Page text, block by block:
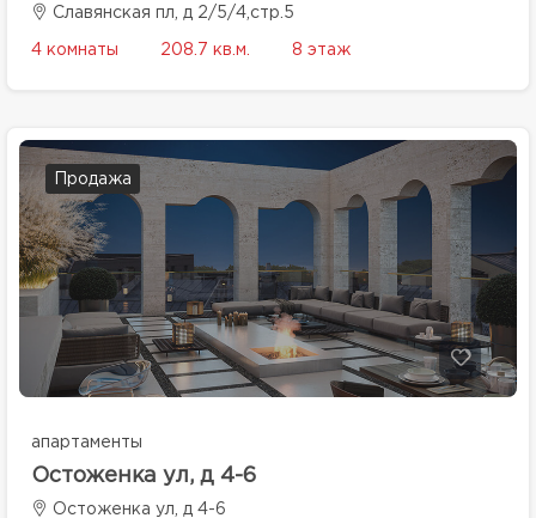
Славянская пл, д 2/5/4,стр.5
4 комнаты 208.7 кв.м. 8 этаж
Продажа
апартаменты
Остоженка ул, д 4-6
Остоженка ул, д 4-6